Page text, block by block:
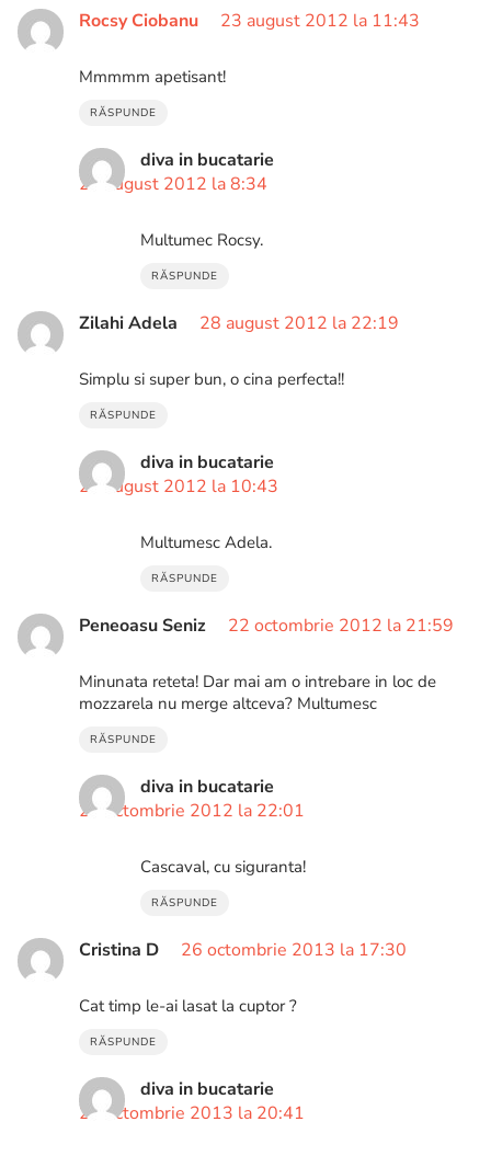
Rocsy Ciobanu 23 august 2012 la 11:43
Mmmmm apetisant!
RĂSPUNDE
diva in bucatarie
24 august 2012 la 8:34
Multumec Rocsy.
RĂSPUNDE
Zilahi Adela 28 august 2012 la 22:19
Simplu si super bun, o cina perfecta!!
RĂSPUNDE
diva in bucatarie
29 august 2012 la 10:43
Multumesc Adela.
RĂSPUNDE
Peneoasu Seniz 22 octombrie 2012 la 21:59
Minunata reteta! Dar mai am o intrebare in loc de
mozzarela nu merge altceva? Multumesc
RĂSPUNDE
diva in bucatarie
22 octombrie 2012 la 22:01
Cascaval, cu siguranta!
RĂSPUNDE
Cristina D 26 octombrie 2013 la 17:30
Cat timp le-ai lasat la cuptor ?
RĂSPUNDE
diva in bucatarie
26 octombrie 2013 la 20:41